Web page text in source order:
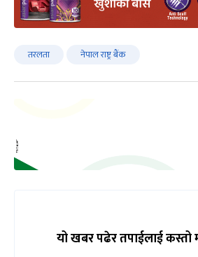
तरलता नेपाल राष्ट्र बैंक
यो खबर पढेर तपाईलाई